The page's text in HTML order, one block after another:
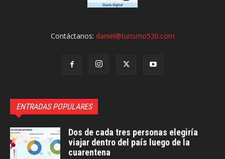
Contáctanos: daniel@turismo530.com
ENTRADAS POPULARES
Dos de cada tres personas elegiría
viajar dentro del país luego de la
cuarentena